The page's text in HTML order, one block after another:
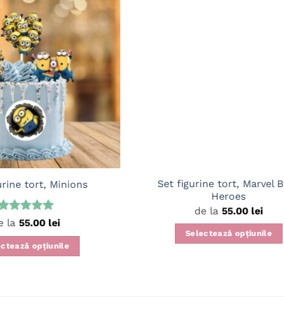
tort, Minions
la
la 55.00 lei
opțiunile
Set figurine tort, Marvel
Heroes
de la 55.00 lei
Selectează opțiunile